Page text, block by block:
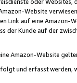
Website
Link auf eine
der Kunde auf der
Amazon-Website
und erfasst werden,